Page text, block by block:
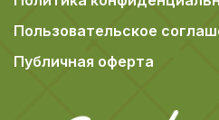
Пользовательское
Публичная оферта